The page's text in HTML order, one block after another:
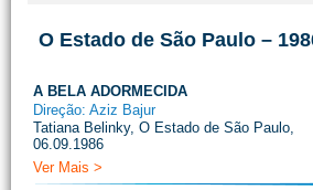
O Estado de São Paulo –
A BELA ADORMECIDA
Direção: Aziz Bajur
Tatiana Belinky, O Estado de São Paulo,
06.09.1986
Ver Mais >